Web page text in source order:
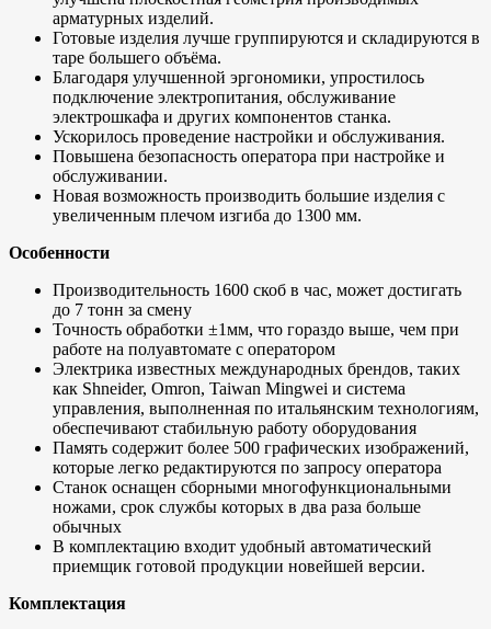
арматурных изделий.
Готовые изделия лучше группируются и складируются в
таре большего объёма.
Благодаря улучшенной эргономики, упростилось
подключение электропитания, обслуживание
электрошкафа и других компонентов станка.
Ускорилось проведение настройки и обслуживания.
Повышена безопасность оператора при настройке и
обслуживании.
Новая возможность производить большие изделия с
увеличенным плечом изгиба до 1300 мм.
Особенности
Производительность 1600 скоб в час, может достигать
до 7 тонн за смену
Точность обработки ±1мм, что гораздо выше, чем при
работе на полуавтомате с оператором
Электрика известных международных брендов, таких
как Shneider, Omron, Taiwan Mingwei и система
управления, выполненная по итальянским технологиям,
обеспечивают стабильную работу оборудования
Память содержит более 500 графических изображений,
которые легко редактируются по запросу оператора
Станок оснащен сборными многофункциональными
ножами, срок службы которых в два раза больше
обычных
В комплектацию входит удобный автоматический
приемщик готовой продукции новейшей версии.
Комплектация